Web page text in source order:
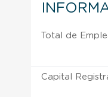
Total de
Capital